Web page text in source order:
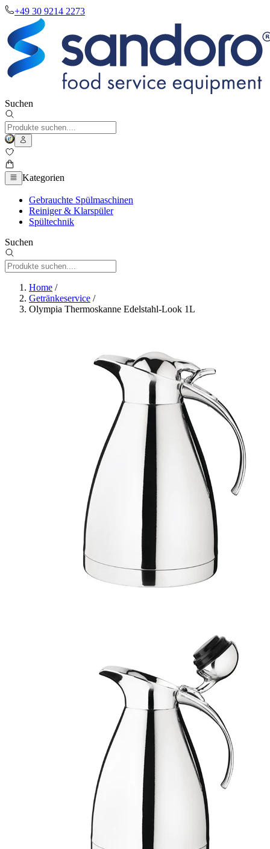
+49 30 9214 2273
Suchen
Kategorien
Gebrauchte Spülmaschinen
Reiniger & Klarspüler
Spültechnik
Suchen
Home /
Getränkeservice /
Olympia Thermoskanne Edelstahl-Look 1L